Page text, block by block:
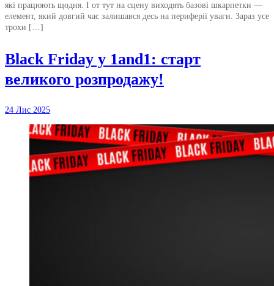
які працюють щодня. І от тут на сцену виходять базові шкарпетки —
елемент, який довгий час залишався десь на периферії уваги. Зараз усе
трохи […]
Black Friday у 1and1: старт
великого розпродажу!
24 Лис 2025